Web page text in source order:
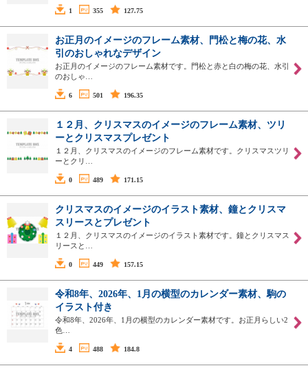
1 355 127.75
お正月のイメージのフレーム素材、門松と梅の花、水
引のおしゃれなデザイン
お正月のイメージのフレーム素材です。門松と赤と白の梅の花、水引
のおしゃ…
6 501 196.35
１２月、クリスマスのイメージのフレーム素材、ツリ
ーとクリスマスプレゼント
１２月、クリスマスのイメージのフレーム素材です。クリスマスツリ
ーとクリ…
0 489 171.15
クリスマスのイメージのイラスト素材、鐘とクリスマ
スリースとプレゼント
１２月、クリスマスのイメージのイラスト素材です。鐘とクリスマス
リースと…
0 449 157.15
令和8年、2026年、1月の横型のカレンダー素材、駒の
イラスト付き
令和8年、2026年、1月の横型のカレンダー素材です。お正月らしい2
色…
4 488 184.8